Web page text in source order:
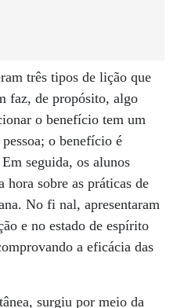
três tipos de lição que
faz, de propósito, algo
o benefício tem um
o benefício é
seguida, os alunos
hora sobre as práticas de
No fi nal, apresentaram
e no estado de espírito
a eficácia das
surgiu por meio da